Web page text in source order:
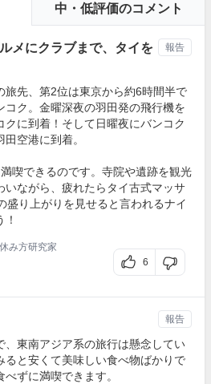
中・低評価のコメント
メにクラブまで、タイを
旅先、第2位は東京から約6時間半で
コク。金曜深夜の羽田発の飛行機を
に到着！そして日曜夜にバンコク
空港に到着。
喫できるのです。寺院や遺跡を観光
いながら、疲れたらタイ古式マッサ
盛り上がりを見せると言われるナイ
み方研究家
6
報告
、東南アジア系の旅行は懸念してい
ると安くて美味しい食べ物ばかりで
ずに満喫できます。
報告